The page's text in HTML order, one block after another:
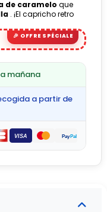
de caramelo que
. ¡El capricho retro
mañana
a partir de